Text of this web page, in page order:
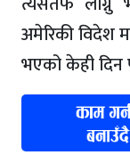
अमेरिकी विदेश
भएको केही दिन